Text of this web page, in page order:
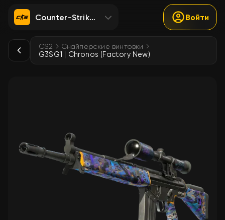
Counter-Strike 2 Войти
CS2 Снайперские винтовки
G3SG1 | Chronos (Factory New)